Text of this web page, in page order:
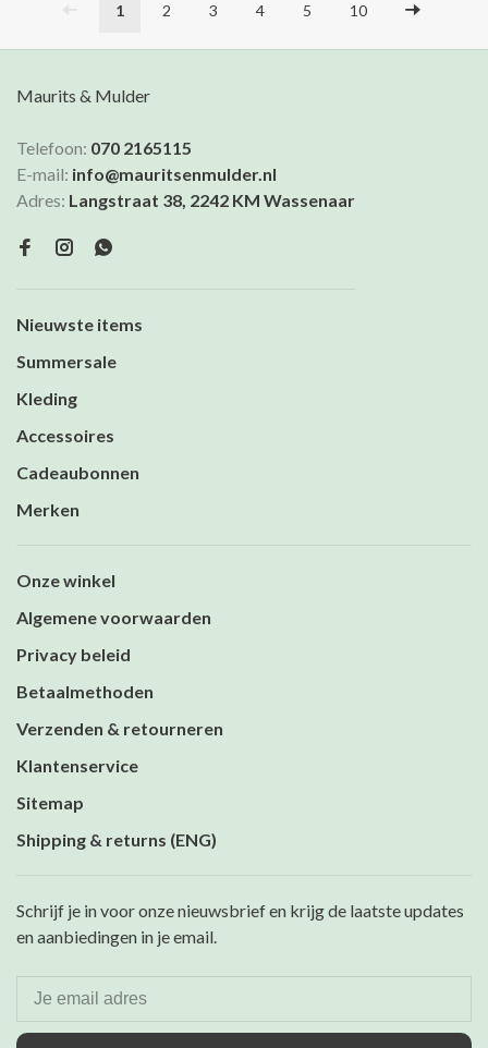
1 2 3 4 5 10
Maurits & Mulder
Telefoon: 070 2165115
E-mail: info@mauritsenmulder.nl
Adres: Langstraat 38, 2242 KM Wassenaar
Nieuwste items
Summersale
Kleding
Accessoires
Cadeaubonnen
Merken
Onze winkel
Algemene voorwaarden
Privacy beleid
Betaalmethoden
Verzenden & retourneren
Klantenservice
Sitemap
Shipping & returns (ENG)
Schrijf je in voor onze nieuwsbrief en krijg de laatste updates
en aanbiedingen in je email.